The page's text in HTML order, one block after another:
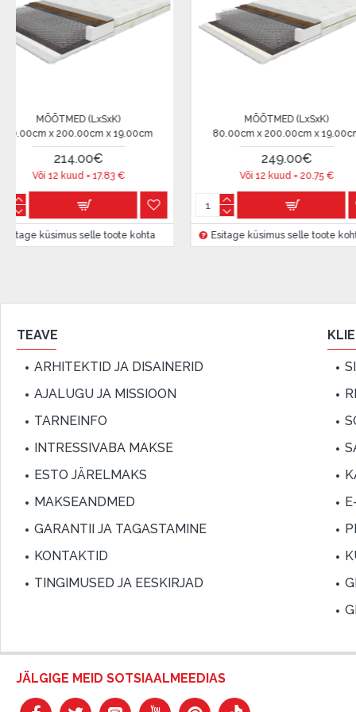
Lepingu tingimused:
Liisingulepingu võib allkirjastada ainult see isik, kes
Enne krediidi vormistamist palun tutvugekauba
garantii ja tagastamise tingimustega.
Finantsvastutus:
Laenake vastutustundlikult! Enne laenamist palun
x 19.00cm
toote kohta
80.00cm x 160.00cm x 13.00cm
Esitage küsimus selle toote kohta
TEAVE
ARHITEKTID JA DISAINERID
AJALUGU JA MISSIOON
TARNEINFO
INTRESSIVABA MAKSE
ESTO JÄRELMAKS
MAKSEANDMED
GARANTII JA TAGASTAMINE
KONTAKTID
TINGIMUSED JA EESKIRJAD
JÄLGIGE MEID SOTSIAALMEEDIAS